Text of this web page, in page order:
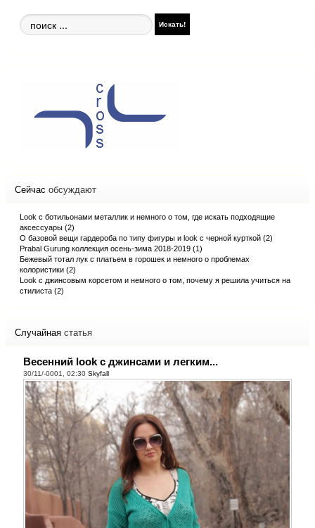
Поиск
по
Искать!
Сейчас обсуждают
Look с ботильонами металлик и немного о том, где искать подходящие
аксессуары (2)
О базовой вещи гардероба по типу фигуры и look с черной курткой (2)
Prabal Gurung коллекция осень-зима 2018-2019 (1)
Бежевый тотал лук с платьем в горошек и немного о проблемах
колористики (2)
Look с джинсовым корсетом и немного о том, почему я решила учиться на
стилиста (2)
Случайная статья
Весенний look с джинсами и легким...
30/11/-0001, 02:30 Skyfall